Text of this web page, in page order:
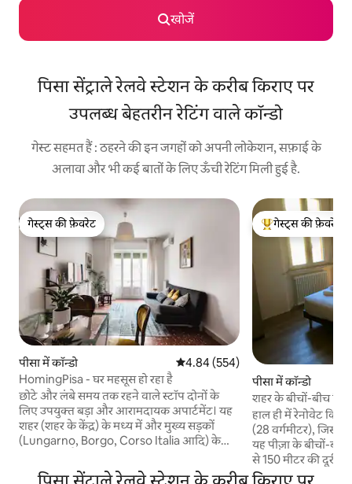
खोजें
पिसा सेंट्राले रेलवे स्टेशन के करीब किराए पर
उपलब्ध बेहतरीन रेटिंग वाले कॉन्डो
गेस्ट सहमत हैं : ठहरने की इन जगहों को अपनी लोकेशन, सफ़ाई के
अलावा और भी कई बातों के लिए ऊँची रेटिंग मिली हुई है.
गेस्ट्स की फ़ेवरेट
गेस्ट्स की फ़ेवरेट
पीसा में कॉन्डो औसत रेटिंग 5 में से 4.84, 554 समीक्षाएँ
4.84 (554)
HomingPisa - घर महसूस हो रहा है
छोटे और लंबे समय तक रहने वाले स्टॉप दोनों के
लिए उपयुक्त बड़ा और आरामदायक अपार्टमेंट। यह
शहर (शहर के केंद्र) के मध्य में और मुख्य सड़कों
(Lungarno, Borgo, Corso Italia आदि) के
100 मीटर की दूरी पर हैं और गैलीलो गैलीली
गेस्ट्स का टॉप फ़ेवरेट
गेस्ट्स की फ़ेवरेट
पीसा में कॉन्डो
शहर के बीचों-बीच
स्टूडियो
हाल ही में रेनोवेट
(28 वर्गमीटर), जिसमें
यह पीज़ा के बीचों-
से 150 मीटर की दूरी
अपार्टमेंट ब्लॉक के